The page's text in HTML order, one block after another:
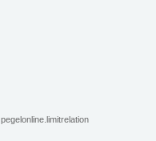
pegelonline.limitrelation